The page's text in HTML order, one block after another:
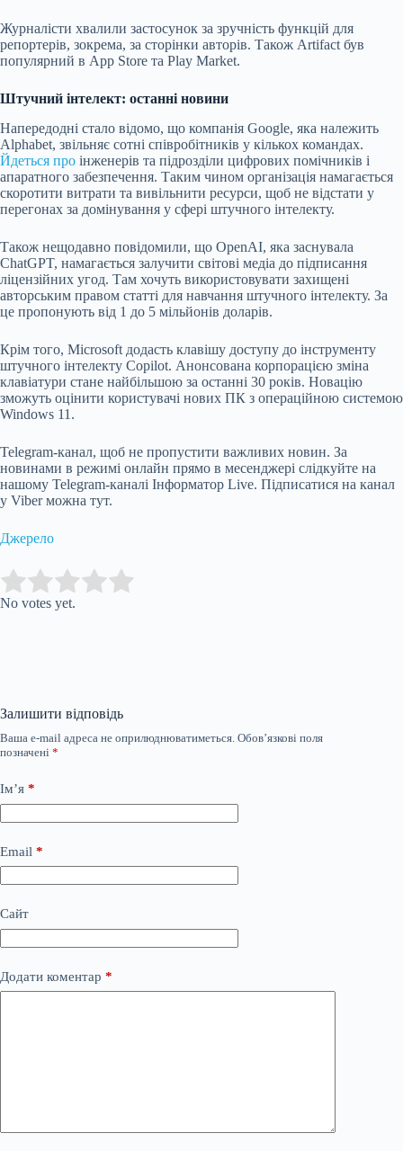
Журналісти хвалили застосунок за зручність функцій для
репортерів, зокрема, за сторінки авторів. Також Artifact був
популярний в App Store та Play Market.
Штучний інтелект: останні новини
Напередодні стало відомо, що компанія Google, яка належить
Alphabet, звільняє сотні співробітників у кількох командах.
Йдеться про інженерів та підрозділи цифрових помічників і
апаратного забезпечення. Таким чином організація намагається
скоротити витрати та вивільнити ресурси, щоб не відстати у
перегонах за домінування у сфері штучного інтелекту.
Також нещодавно повідомили, що OpenAI, яка заснувала
ChatGPT, намагається залучити світові медіа до підписання
ліцензійних угод. Там хочуть використовувати захищені
авторським правом статті для навчання штучного інтелекту. За
це пропонують від 1 до 5 мільйонів доларів.
Крім того, Microsoft додасть клавішу доступу до інструменту
штучного інтелекту Copilot. Анонсована корпорацією зміна
клавіатури стане найбільшою за останні 30 років. Новацію
зможуть оцінити користувачі нових ПК з операційною системою
Windows 11.
Telegram-канал, щоб не пропустити важливих новин. За
новинами в режимі онлайн прямо в месенджері слідкуйте на
нашому Telegram-каналі Інформатор Live. Підписатися на канал
у Viber можна тут.
Джерело
Rate this item:
No votes yet.
Залишити відповідь
Ваша e-mail адреса не оприлюднюватиметься. Обов’язкові поля
позначені *
Ім’я *
Email *
Сайт
Додати коментар *